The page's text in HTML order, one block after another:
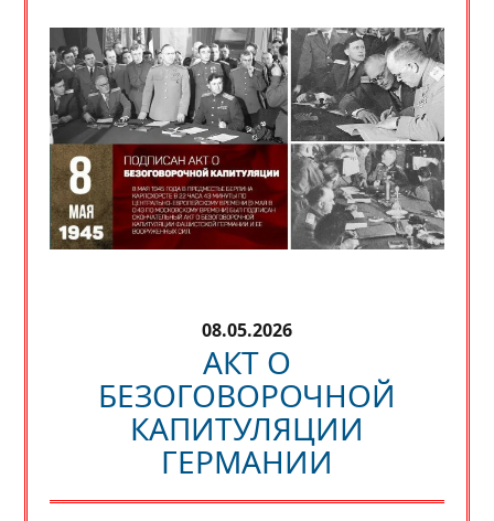
08.05.2026
АКТ О
БЕЗОГОВОРОЧНОЙ
КАПИТУЛЯЦИИ
ГЕРМАНИИ